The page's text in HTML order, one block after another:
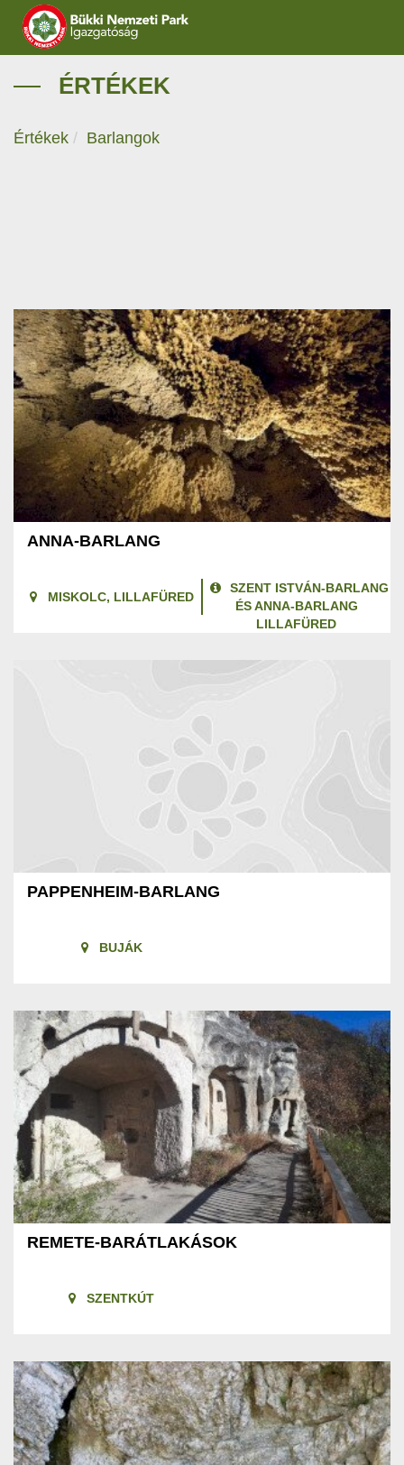
IGAZGATÓSÁG
KAPCSOLAT
ÉRTÉKEK
Értékek Barlangok
ANNA-BARLANG
MISKOLC, LILLAFÜRED
SZENT ISTVÁN-BARLANG
ÉS ANNA-BARLANG
LILLAFÜRED
PAPPENHEIM-BARLANG
BUJÁK
REMETE-BARÁTLAKÁSOK
SZENTKÚT